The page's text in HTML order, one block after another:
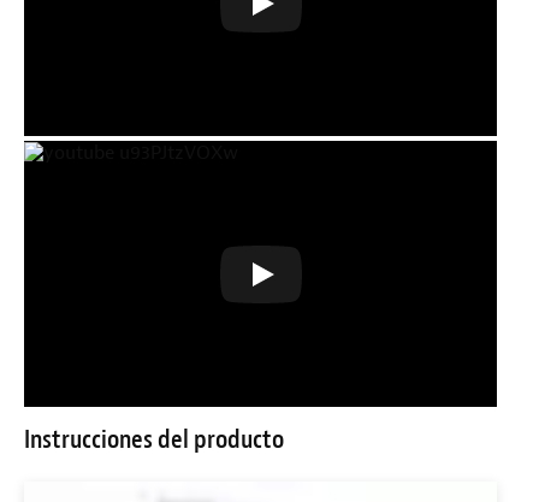
Instrucciones del producto